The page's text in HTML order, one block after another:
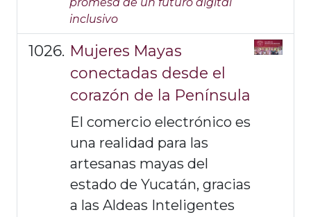
inclusivo
Mujeres Mayas
conectadas desde el
corazón de la Península
El comercio electrónico es
una realidad para las
artesanas mayas del
estado de Yucatán, gracias
a las Aldeas Inteligentes